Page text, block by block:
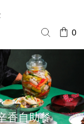
0
香自助餐